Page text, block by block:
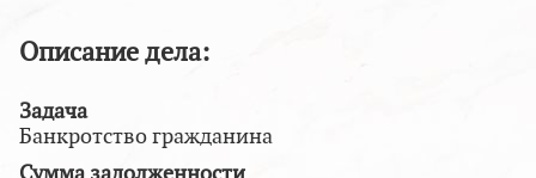
Описание дела:
Задача
Банкротство гражданина